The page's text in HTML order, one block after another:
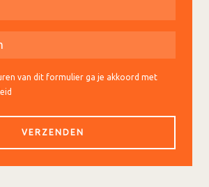
van dit formulier ga je akkoord met